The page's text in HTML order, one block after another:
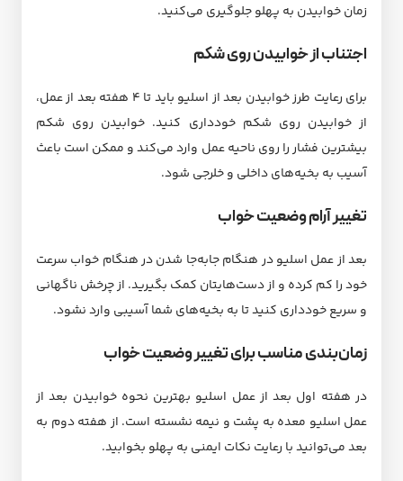
زمان خوابیدن به پهلو جلوگیری می‌کنید.
اجتناب از خوابیدن روی شکم
برای رعایت طرز خوابیدن بعد از اسلیو باید تا ۴ هفته بعد از عمل،
از خوابیدن روی شکم خودداری کنید. خوابیدن روی شکم
بیشترین فشار را روی ناحیه عمل وارد می‌کند و ممکن است باعث
آسیب به بخیه‌های داخلی و خلرجی شود.
تغییر آرام وضعیت خواب
بعد از عمل اسلیو در هنگام جابه‌جا شدن در هنگام خواب سرعت
خود را کم کرده و از دست‌هایتان کمک بگیرید. از چرخش ناگهانی
و سریع خودداری کنید تا به بخیه‌های شما آسیبی وارد نشود.
زمان‌بندی مناسب برای تغییر وضعیت خواب
در هفته اول بعد از عمل اسلیو بهترین نحوه خوابیدن بعد از
عمل اسلیو معده به پشت و نیمه نشسته است. از هفته دوم به
بعد می‌توانید با رعایت نکات ایمنی به پهلو بخوابید.